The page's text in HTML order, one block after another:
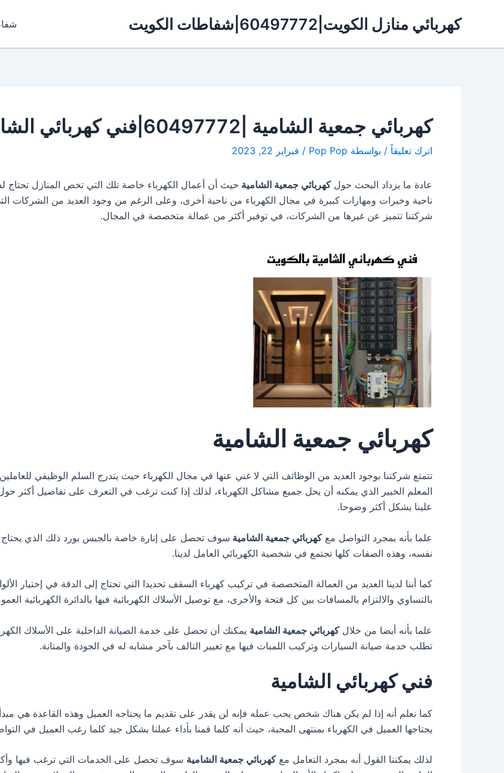
كهربائي منازل الكويت|60497772|شفاطات الكويت شفاطات
كهربائي جمعية الشامية |60497772|فني كهربائي الشامية الكويت
اترك تعليقاً / بواسطة Pop Pop
/ فبراير 22, 2023
عادة ما يزداد البحث حولكهربائي جمعية الشامية حيث أن أعمال الكهرباء خاصة تلك التي تخص المنازل تحتاج
ناحية وخبرات ومهارات كبيرة في مجال الكهرباء من ناحية أخرى، وعلى الرغم من وجود العديد من الشركات
شركتنا تتميز عن غيرها من الشركات، في توفير أكثر من عمالة متخصصة في المجال.
كهربائي جمعية الشامية
تتمتع شركتنا بوجود العديد من الوظائف التي لا غني عنها في مجال الكهرباء حيث يتدرج السلم الوظيفي
المعلم الخبير الذي يمكنه أن يحل جميع مشاكل الكهرباء، لذلك إذا كنت ترغب في التعرف على تفاصيل أكثر
علينا بشكل أكثر وضوحا.
علما بأنه بمجرد التواصل معكهربائي جمعية الشامية سوف تحصل على إنارة خاصة بالجبس بورد ذلك الذي
نفسه، وهذه الصفات كلها تجتمع في شخصية الكهربائي العامل لدينا.
كما أننا لدينا العديد من العمالة المتخصصة في تركيب كهرباء السقف تحديدا التي تحتاج إلى الدقة في إختيار
بالتساوي والالتزام بالمسافات بين كل فتحة والأخرى، مع توصيل الأسلاك الكهربائية فيها بالدائرة الكهربائية
علما بأنه أيضا من خلالكهربائي جمعية الشامية يمكنك أن تحصل على خدمة الصيانة الداخلية على الأسلاك
تطلب خدمة صيانة السيارات وتركيب اللمبات فيها مع تغيير التالف بآخر مشابه له في الجودة والمتانة.
فني كهربائي الشامية
كما نعلم أنه إذا لم يكن هناك شخص يحب عمله فإنه لن يقدر على تقديم ما يحتاجه العميل وهذه القاعدة هي
يحتاجها العميل في الكهرباء بمنتهى المحبة، حيث أنه كلما قمنا بأداء عملنا بشكل جيد كلما رغب العميل في
لذلك يمكننا القول أنه بمجرد التعامل معكهربائي جمعية الشامية سوف تحصل على الخدمات التي ترغب فيها